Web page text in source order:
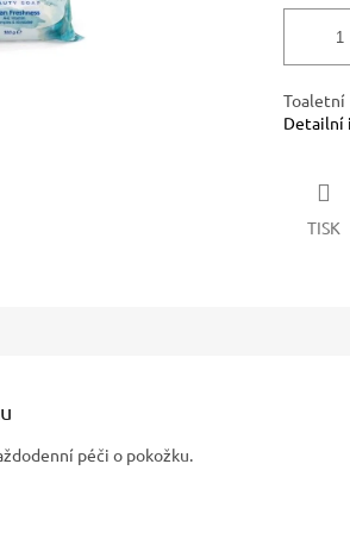
Toaletní
Detailní
TISK
péči o pokožku.